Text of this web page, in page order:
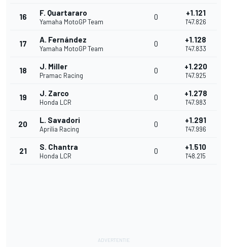
16 F. Quartararo
Yamaha MotoGP Team
0 +1.121
1'47.826
17 A. Fernández
Yamaha MotoGP Team
0 +1.128
1'47.833
18 J. Miller
Pramac Racing
0 +1.220
1'47.925
19 J. Zarco
Honda LCR
0 +1.278
1'47.983
20 L. Savadori
Aprilia Racing
0 +1.291
1'47.996
21 S. Chantra
Honda LCR
0 +1.510
1'48.215